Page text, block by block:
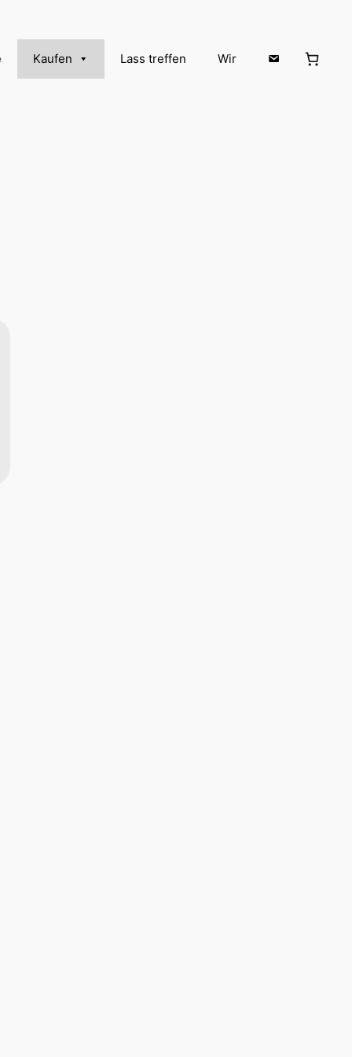
Kaufen Lass treffen Wir